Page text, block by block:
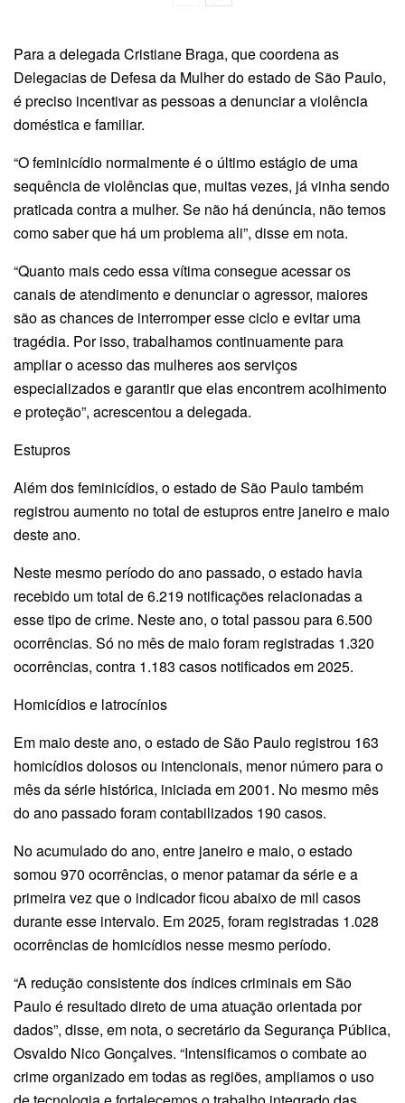
Para a delegada Cristiane Braga, que coordena as
Delegacias de Defesa da Mulher do estado de São Paulo,
é preciso incentivar as pessoas a denunciar a violência
doméstica e familiar.
“O feminicídio normalmente é o último estágio de uma
sequência de violências que, muitas vezes, já vinha sendo
praticada contra a mulher. Se não há denúncia, não temos
como saber que há um problema ali”, disse em nota.
“Quanto mais cedo essa vítima consegue acessar os
canais de atendimento e denunciar o agressor, maiores
são as chances de interromper esse ciclo e evitar uma
tragédia. Por isso, trabalhamos continuamente para
ampliar o acesso das mulheres aos serviços
especializados e garantir que elas encontrem acolhimento
e proteção”, acrescentou a delegada.
Estupros
Além dos feminicídios, o estado de São Paulo também
registrou aumento no total de estupros entre janeiro e maio
deste ano.
Neste mesmo período do ano passado, o estado havia
recebido um total de 6.219 notificações relacionadas a
esse tipo de crime. Neste ano, o total passou para 6.500
ocorrências. Só no mês de maio foram registradas 1.320
ocorrências, contra 1.183 casos notificados em 2025.
Homicídios e latrocínios
Em maio deste ano, o estado de São Paulo registrou 163
homicídios dolosos ou intencionais, menor número para o
mês da série histórica, iniciada em 2001. No mesmo mês
do ano passado foram contabilizados 190 casos.
No acumulado do ano, entre janeiro e maio, o estado
somou 970 ocorrências, o menor patamar da série e a
primeira vez que o indicador ficou abaixo de mil casos
durante esse intervalo. Em 2025, foram registradas 1.028
ocorrências de homicídios nesse mesmo período.
“A redução consistente dos índices criminais em São
Paulo é resultado direto de uma atuação orientada por
dados”, disse, em nota, o secretário da Segurança Pública,
Osvaldo Nico Gonçalves. “Intensificamos o combate ao
crime organizado em todas as regiões, ampliamos o uso